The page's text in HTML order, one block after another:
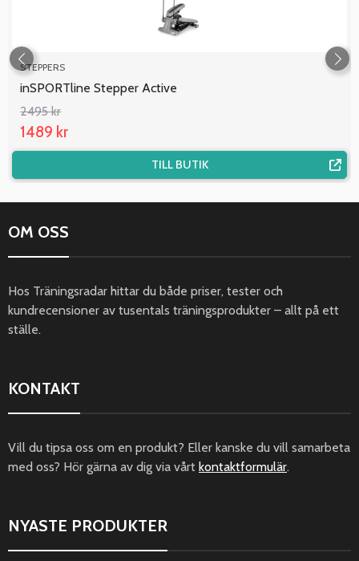
STEPPERS
inSPORTline Stepper Active
2495 kr
1489 kr
TILL BUTIK
OM OSS
Hos Träningsradar hittar du både priser, tester och
kundrecensioner av tusentals träningsprodukter – allt på ett
ställe.
KONTAKT
Vill du tipsa oss om en produkt? Eller kanske du vill samarbeta
med oss? Hör gärna av dig via vårt kontaktformulär.
NYASTE PRODUKTER